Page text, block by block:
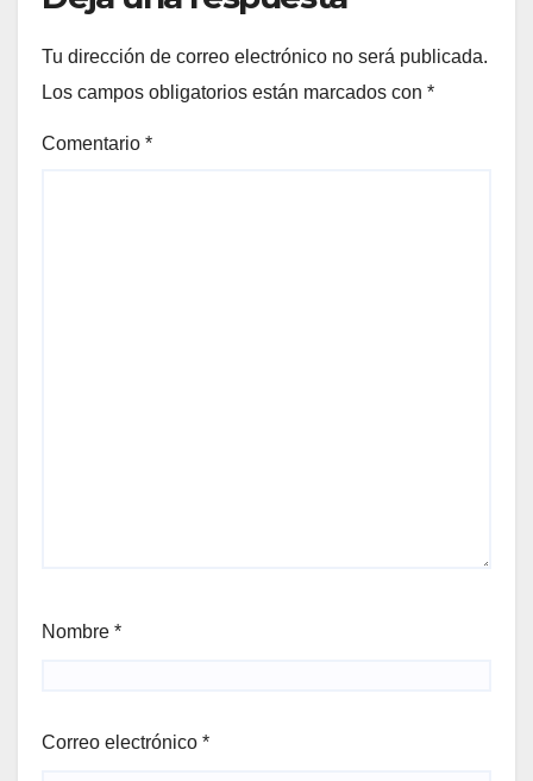
Tu dirección de correo electrónico no será publicada.
Los campos obligatorios están marcados con *
Comentario *
Nombre *
Correo electrónico *